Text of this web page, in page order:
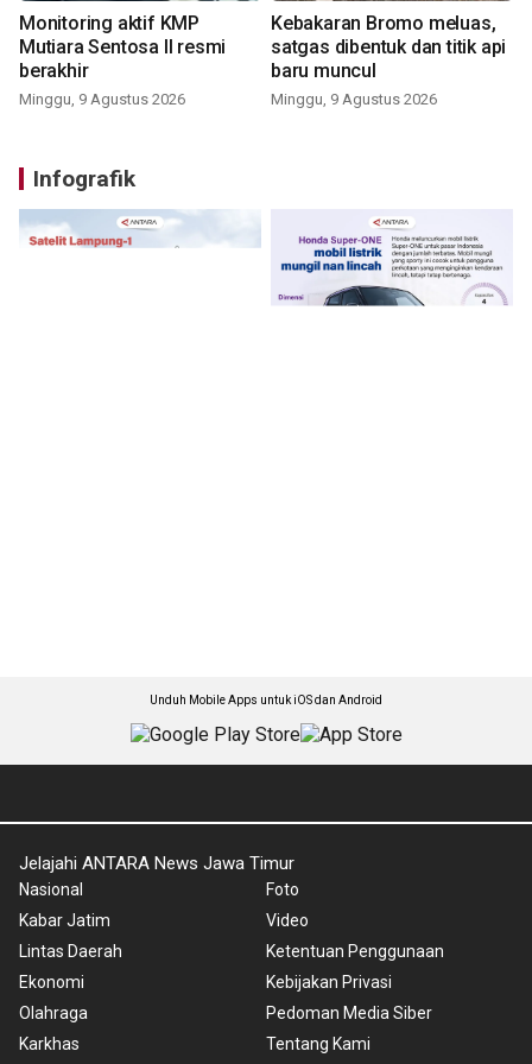
Monitoring aktif KMP
Mutiara Sentosa II resmi
berakhir
Minggu, 9 Agustus 2026
Kebakaran Bromo meluas,
satgas dibentuk dan titik api
baru muncul
Minggu, 9 Agustus 2026
Infografik
Unduh Mobile Apps untuk iOS dan Android
Jelajahi ANTARA News Jawa Timur
Nasional
Kabar Jatim
Lintas Daerah
Ekonomi
Olahraga
Karkhas
Foto
Video
Ketentuan Penggunaan
Kebijakan Privasi
Pedoman Media Siber
Tentang Kami